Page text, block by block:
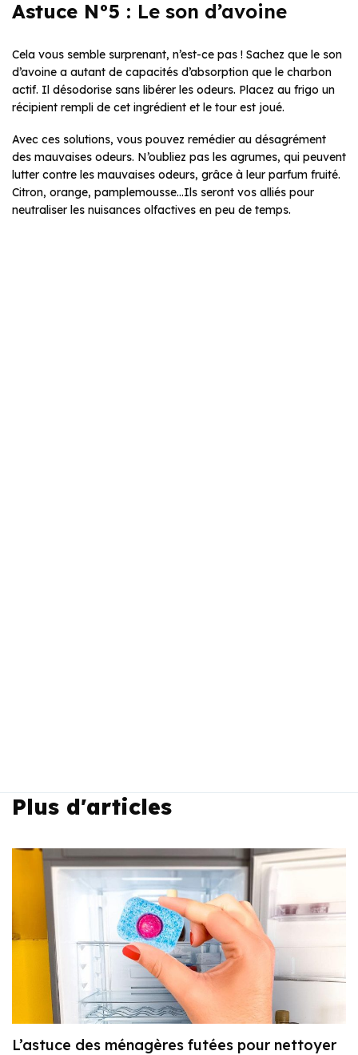
Astuce N°5 : Le son d’avoine
Cela vous semble surprenant, n’est-ce pas ! Sachez que le son
d’avoine a autant de capacités d’absorption que le charbon
actif. Il désodorise sans libérer les odeurs. Placez au frigo un
récipient rempli de cet ingrédient et le tour est joué.
Avec ces solutions, vous pouvez remédier au désagrément
des mauvaises odeurs. N’oubliez pas les agrumes, qui peuvent
lutter contre les mauvaises odeurs, grâce à leur parfum fruité.
Citron, orange, pamplemousse…Ils seront vos alliés pour
neutraliser les nuisances olfactives en peu de temps.
Plus d'articles
L’astuce des ménagères futées pour nettoyer